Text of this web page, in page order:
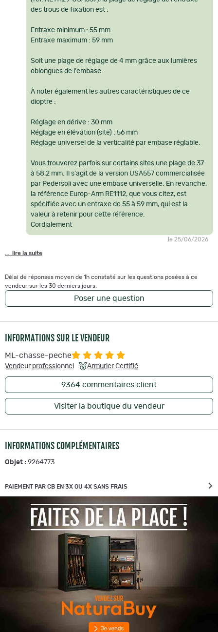
des trous de fixation est :
Entraxe minimum : 55 mm
Entraxe maximum : 59 mm
Soit une plage de réglage de 4 mm grâce aux lumières
oblongues de l'embase.
À noter également les autres caractéristiques de ce
dioptre :
Réglage en dérive : 30 mm
Réglage en élévation (site) : 56 mm
Réglage universel de la verticalité par embase réglable.
Vous trouverez parfois sur certains sites une plage de 37
à 58,2 mm. Il s'agit de la version USA557 commercialisée
par Pedersoli avec une embase universelle. En revanche,
la référence Europ-Arm RE1112, que vous citez, est
spécifiée avec un entraxe de 55 à 59 mm, qui est la
valeur à retenir pour cette référence.
Cordialement
le 25/06/2026
... lire la suite
Délai de réponses moyen de 1h constaté sur les questions posées à ce
vendeur sur les 30 derniers jours.
Poser une question
INFORMATIONS SUR LE VENDEUR
ML-chasse-peche
Vendeur professionnel Armurier Certifié
9364 commentaires client
Visiter la boutique du vendeur
INFORMATIONS COMPLÉMENTAIRES
Objet : 9264773
PAIEMENT PAR CB EN 3X OU 4X SANS FRAIS